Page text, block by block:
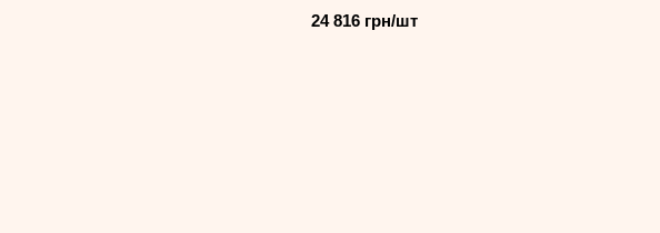
24 816 грн/шт